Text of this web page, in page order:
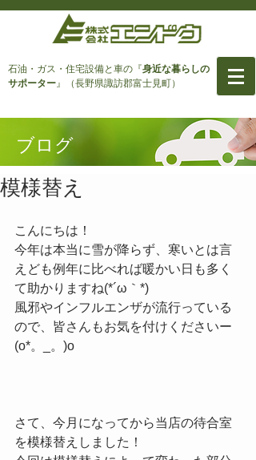
石油・ガス・住宅設備と車の『身近な暮らしの
サポーター』（長野県諏訪郡富士見町）
ブログ
模様替え
こんにちは！
今年は本当に雪が降らず、寒いとは言
えども例年に比べれば暖かい日も多く
て助かりますね(*´ω｀*)
風邪やインフルエンザが流行っている
ので、皆さんもお気を付けくださいー
(o*。_。)o
さて、今月になってから当店の待合室
を模様替えしました！